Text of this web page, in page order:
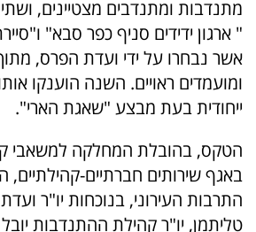
מתנדבות ומתנדבים מצטיינים,
" ארגון ידידים סניף כפר סבא"
אשר נבחרו על ידי ועדת הפרס,
ומועמדים ראויים. השנה הוענקו
ייחודית בעת מבצע "שאגת הארי".
הטקס, בהובלת המחלקה למשאבי
באגף שירותים חברתיים-קהילתיים,
התרבות העירוני, בנוכחות יו"ר
טליתמן, יו"ר קהילת ההתנדבות